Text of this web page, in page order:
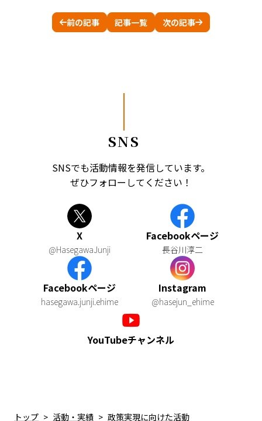
前の記事 記事一覧 次の記事
SNS
SNSでも活動情報を発信しています。
ぜひフォローしてください！
X
@HasegawaJunji
Facebookページ
長谷川淳二
Facebookページ
hasegawa.junji.ehime
Instagram
@hasejun_ehime
YouTubeチャンネル
トップ 活動・実績 政策実現に向けた活動